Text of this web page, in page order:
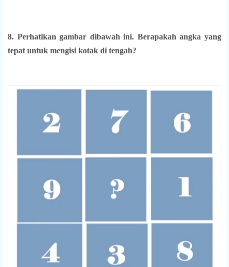
8. Perhatikan gambar dibawah ini. Berapakah angka yang
tepat untuk mengisi kotak di tengah?